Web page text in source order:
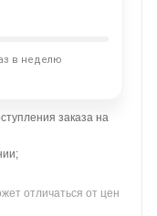
в неделю
заказа на
отличаться от цен